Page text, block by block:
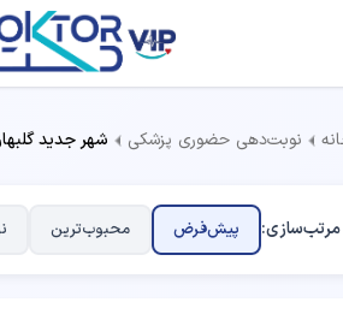
نوبت‌دهی حضوری پزشکی شهر جدید
مرتب‌سازی: پیش‌فرض محبوب‌ترین